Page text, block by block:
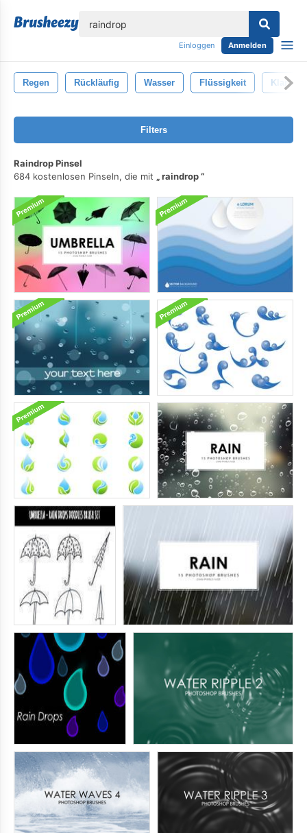
Einloggen Anmelden
Regen Rückläufig Wasser Flüssigkeit Klar
Filters
Raindrop Pinsel
684 kostenlosen Pinseln, die mit
raindrop